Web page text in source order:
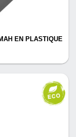
EN PLASTIQUE